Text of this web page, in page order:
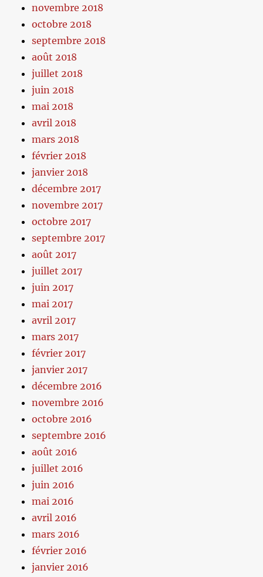
novembre 2018
octobre 2018
septembre 2018
août 2018
juillet 2018
juin 2018
mai 2018
avril 2018
mars 2018
février 2018
janvier 2018
décembre 2017
novembre 2017
octobre 2017
septembre 2017
août 2017
juillet 2017
juin 2017
mai 2017
avril 2017
mars 2017
février 2017
janvier 2017
décembre 2016
novembre 2016
octobre 2016
septembre 2016
août 2016
juillet 2016
juin 2016
mai 2016
avril 2016
mars 2016
février 2016
janvier 2016